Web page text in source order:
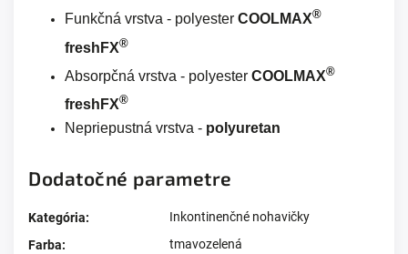
Funkčná vrstva - polyester COOLMAX®
freshFX®
Absorpčná vrstva - polyester COOLMAX®
freshFX®
Nepriepustná vrstva - polyuretan
Dodatočné parametre
Kategória:
Inkontinenčné nohavičky
Farba:
tmavozelená